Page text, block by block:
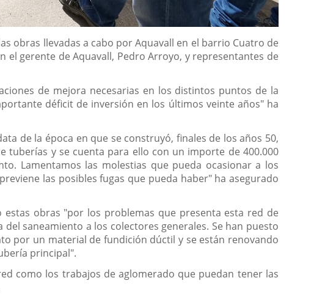
obras llevadas a cabo por Aquavall en el barrio Cuatro de
gerente de Aquavall, Pedro Arroyo, y representantes de
de mejora necesarias en los distintos puntos de la
déficit de inversión en los últimos veinte años" ha
de la época en que se construyó, finales de los años 50,
tuberías y se cuenta para ello con un importe de 400.000
Lamentamos las molestias que pueda ocasionar a los
las posibles fugas que pueda haber" ha asegurado
obras "por los problemas que presenta esta red de
saneamiento a los colectores generales. Se han puesto
por un material de fundición dúctil y se están renovando
principal".
como los trabajos de aglomerado que puedan tener las